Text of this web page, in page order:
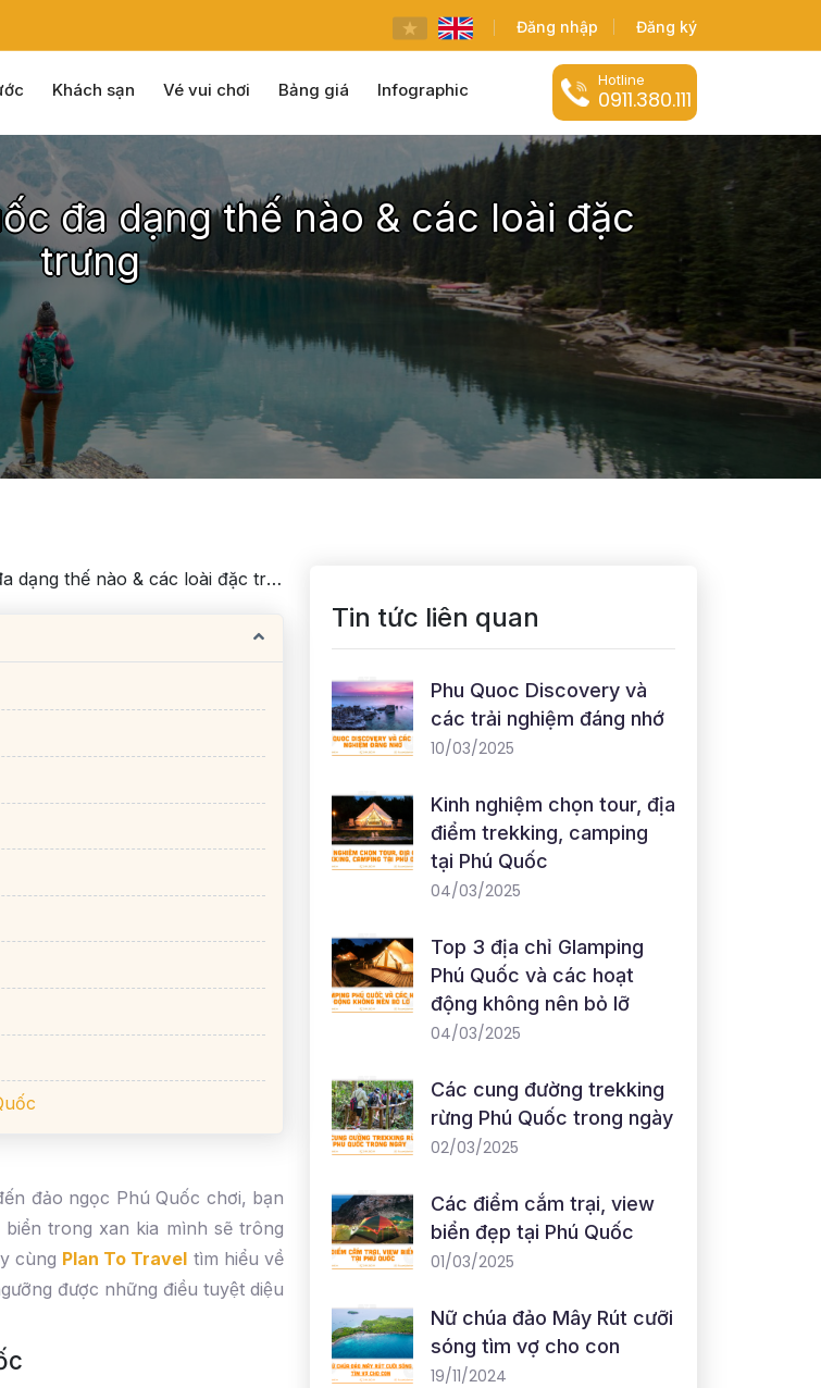
Đăng nhập Đăng ký
Khách sạn Vé vui chơi Bảng giá Infographic Hotline
0911.380.111
đa dạng thế nào & các loài đặc
trưng
thế nào & các loài đặc trưng
đảo ngọc Phú Quốc chơi, bạn
trong xan kia mình sẽ trông
cùng Plan To Travel tìm hiểu về
được những điều tuyệt diệu
Tin tức liên quan
Phu Quoc Discovery và
các trải nghiệm đáng nhớ
10/03/2025
Kinh nghiệm chọn tour, địa
điểm trekking, camping
tại Phú Quốc
04/03/2025
Top 3 địa chỉ Glamping
Phú Quốc và các hoạt
động không nên bỏ lỡ
04/03/2025
Các cung đường trekking
rừng Phú Quốc trong ngày
02/03/2025
Các điểm cắm trại, view
biển đẹp tại Phú Quốc
01/03/2025
Nữ chúa đảo Mây Rút cưỡi
sóng tìm vợ cho con
19/11/2024